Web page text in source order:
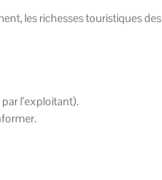
les richesses touristiques des
l’exploitant).